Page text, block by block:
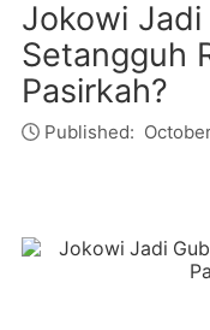
Jokowi
Setangguh
Pasirkah?
Published: